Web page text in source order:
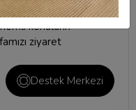
konuların
ziyaret
Destek Merkezi